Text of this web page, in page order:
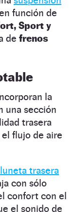
función de
Sport y
de frenos
la
una sección
trasera
flujo de aire
luneta trasera
con sólo
confort con el
el sonido de